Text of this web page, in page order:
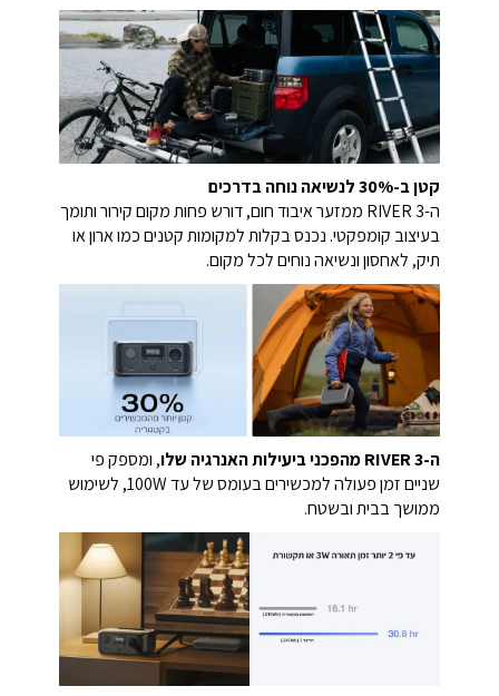
קטן ב-30% לנשיאה נוחה בדרכים
ה-RIVER 3 ממזער איבוד חום, דורש פחות מקום קירור ותומך
בעיצוב קומפקטי. נכנס בקלות למקומות קטנים כמו ארון או
תיק, לאחסון ונשיאה נוחים לכל מקום.
ה-RIVER 3 מהפכני ביעילות האנרגיה שלו
, ומספק פי
שניים זמן פעולה למכשירים בעומס של עד 100W,
לשימוש
ממושך בבית ובשטח.